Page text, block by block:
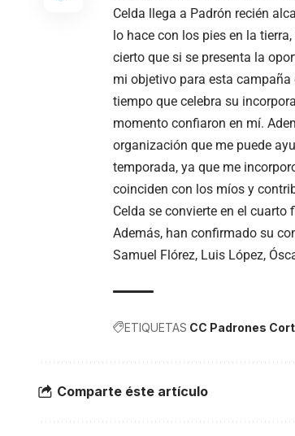
Celda llega a Padrón recién
lo hace con los pies en la
cierto que si se presenta la
mi objetivo para esta campaña
tiempo que celebra su
momento confiaron en mí.
organización que me puede
temporada, ya que me
coinciden con los míos y
Celda se convierte en el cuarto
Además, han confirmado su
Samuel Flórez, Luis López,
ETIQUETAS CC Padrones
Comparte éste artículo